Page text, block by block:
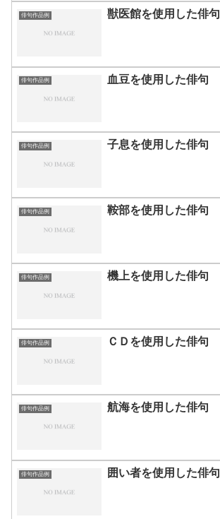
俳句作品例 獣医館を使用した俳句
俳句作品例 血豆を使用した俳句
俳句作品例 子息を使用した俳句
俳句作品例 鞍部を使用した俳句
俳句作品例 機上を使用した俳句
俳句作品例 ＣＤを使用した俳句
俳句作品例 航海を使用した俳句
俳句作品例 囲い者を使用した俳句